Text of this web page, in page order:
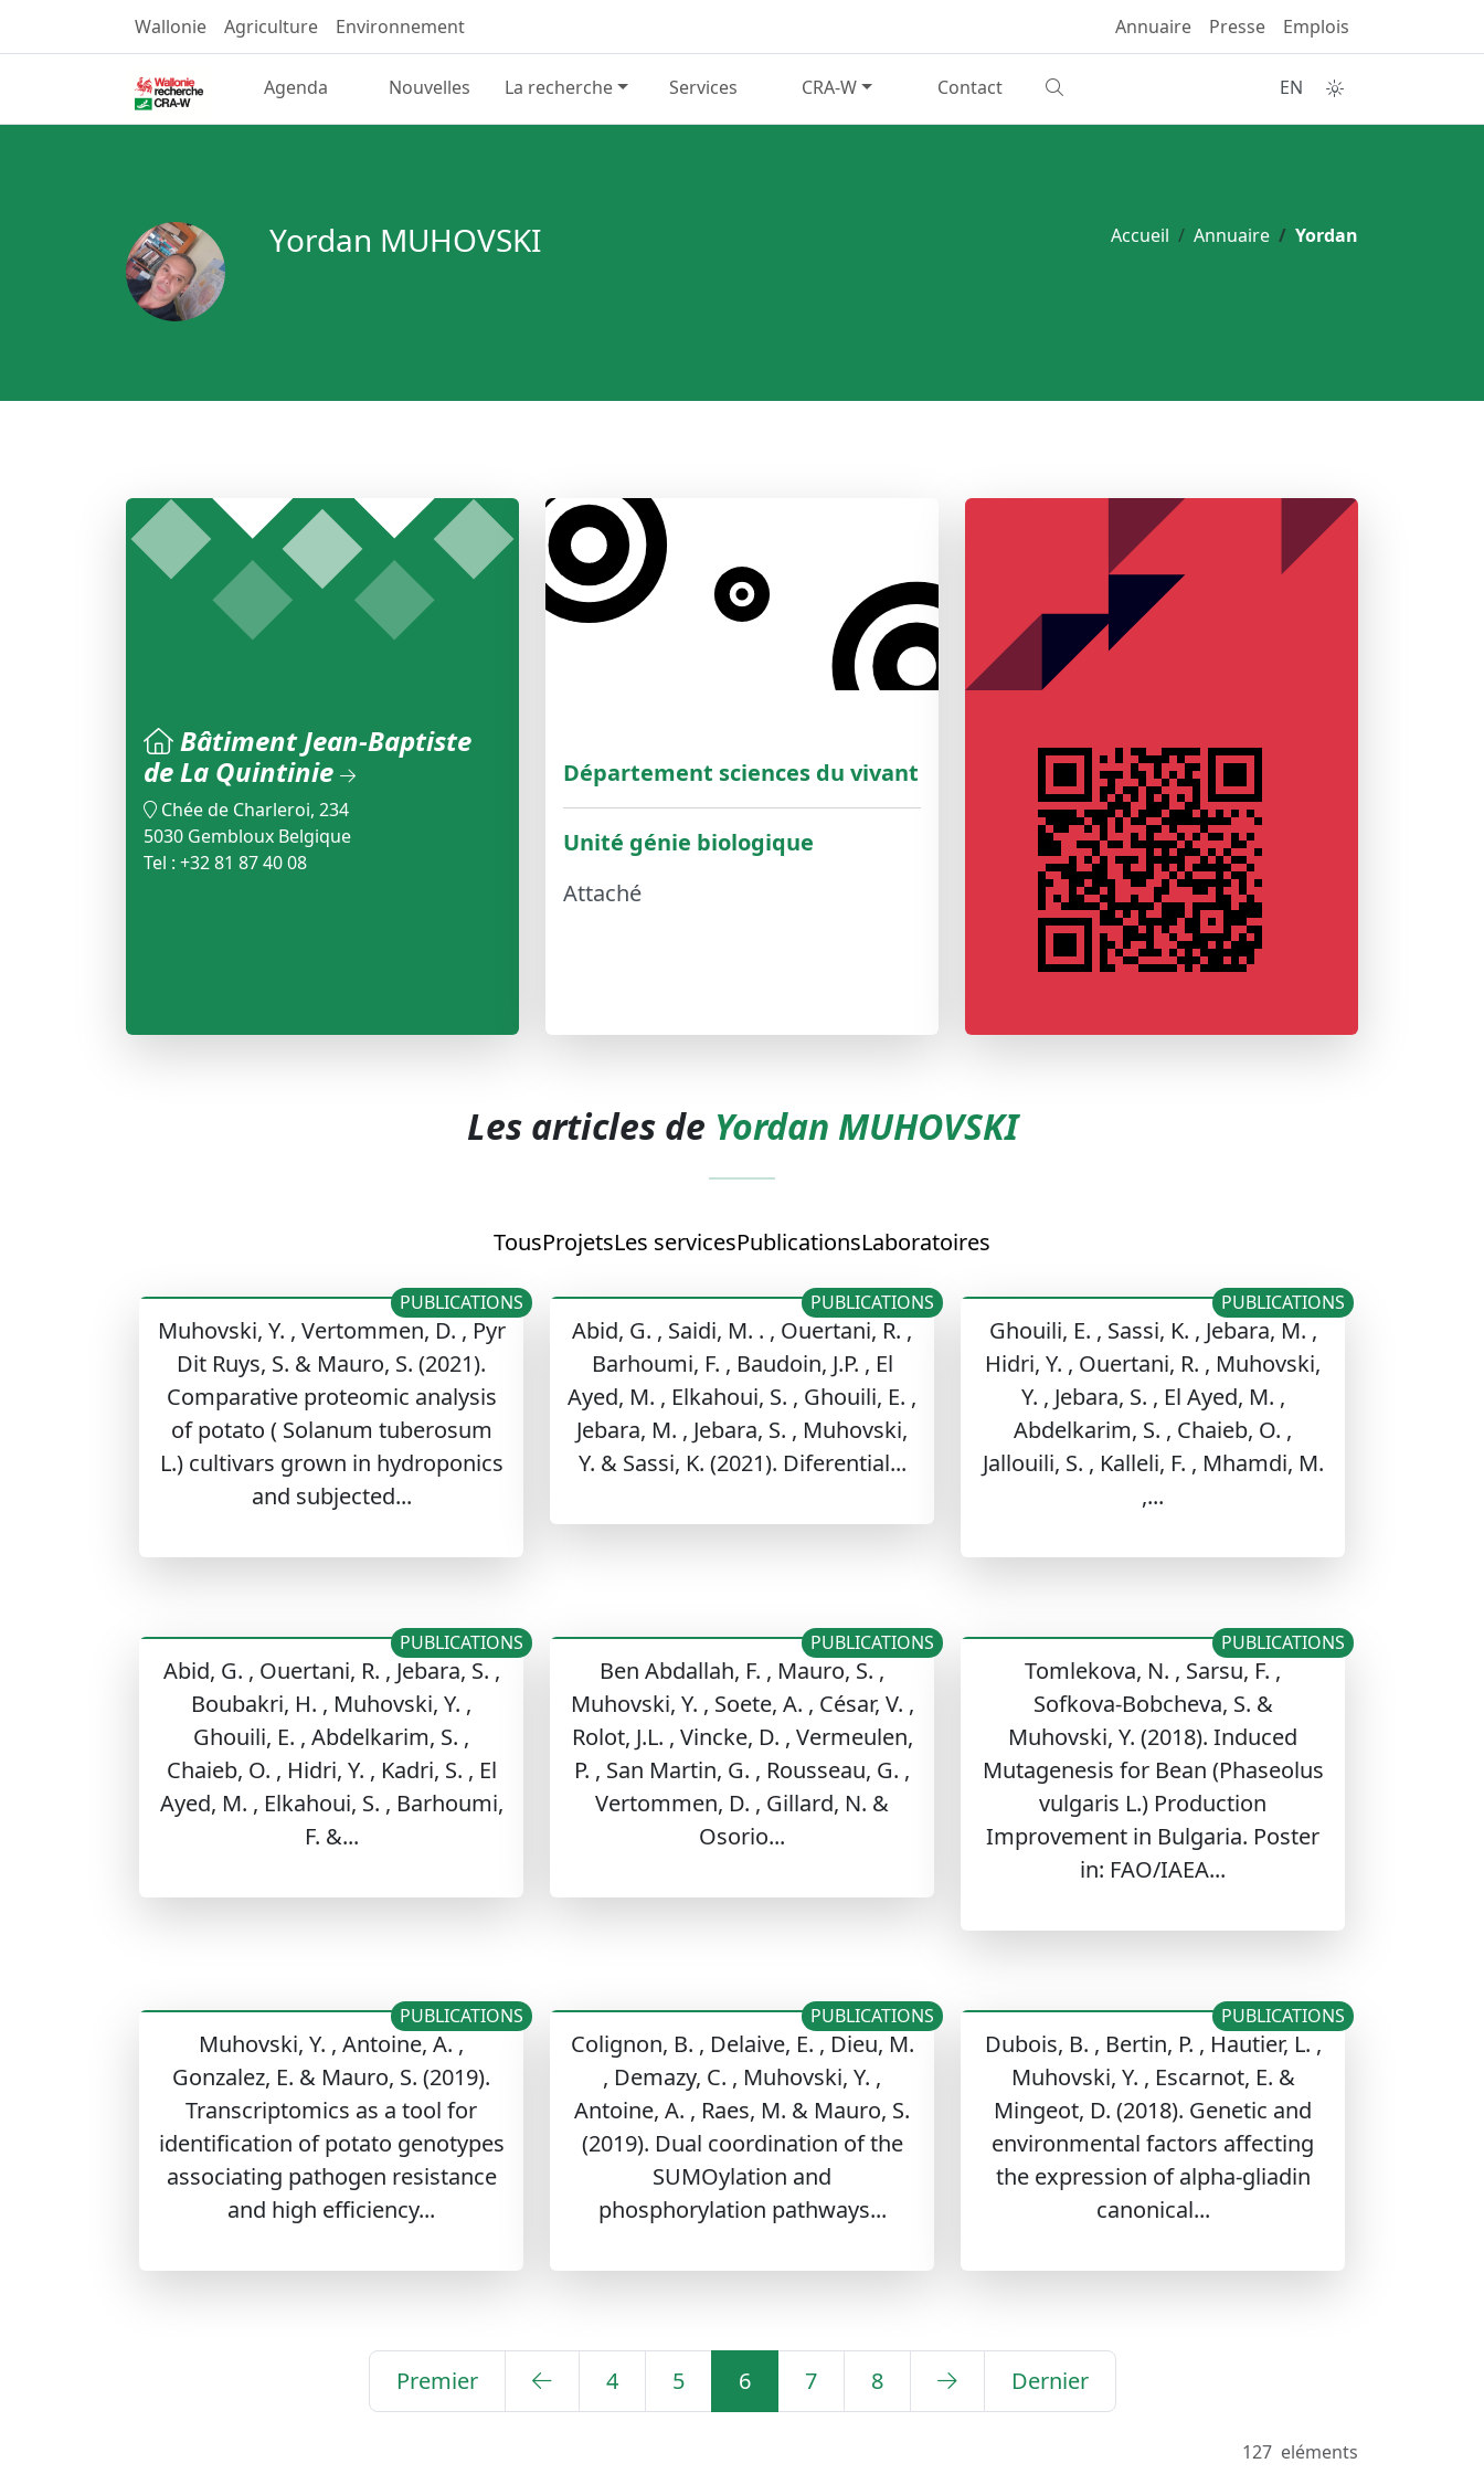
Wallonie Agriculture Environnement Annuaire Presse Emplois
Agenda Nouvelles La recherche Services CRA-W Contact EN
Accueil Annuaire Yordan
Yordan MUHOVSKI
Bâtiment Jean-Baptiste
de La Quintinie
Chée de Charleroi, 234
5030 Gembloux Belgique
Tel : +32 81 87 40 08
Département sciences du vivant
Unité génie biologique
Attaché
Les articles de Yordan MUHOVSKI
TousProjetsLes servicesPublicationsLaboratoires
Muhovski, Y. , Vertommen, D. , Pyr
Dit Ruys, S. & Mauro, S. (2021).
Comparative proteomic analysis
of potato ( Solanum tuberosum
L.) cultivars grown in hydroponics
and subjected...
PUBLICATIONS
Abid, G. , Saidi, M. . , Ouertani, R. ,
Barhoumi, F. , Baudoin, J.P. , El
Ayed, M. , Elkahoui, S. , Ghouili, E. ,
Jebara, M. , Jebara, S. , Muhovski,
Y. & Sassi, K. (2021). Diferential...
PUBLICATIONS
Ghouili, E. , Sassi, K. , Jebara, M. ,
Hidri, Y. , Ouertani, R. , Muhovski,
Y. , Jebara, S. , El Ayed, M. ,
Abdelkarim, S. , Chaieb, O. ,
Jallouili, S. , Kalleli, F. , Mhamdi, M.
,...
PUBLICATIONS
Abid, G. , Ouertani, R. , Jebara, S. ,
Boubakri, H. , Muhovski, Y. ,
Ghouili, E. , Abdelkarim, S. ,
Chaieb, O. , Hidri, Y. , Kadri, S. , El
Ayed, M. , Elkahoui, S. , Barhoumi,
F. &...
PUBLICATIONS
Ben Abdallah, F. , Mauro, S. ,
Muhovski, Y. , Soete, A. , César, V. ,
Rolot, J.L. , Vincke, D. , Vermeulen,
P. , San Martin, G. , Rousseau, G. ,
Vertommen, D. , Gillard, N. &
Osorio...
PUBLICATIONS
Tomlekova, N. , Sarsu, F. ,
Sofkova-Bobcheva, S. &
Muhovski, Y. (2018). Induced
Mutagenesis for Bean (Phaseolus
vulgaris L.) Production
Improvement in Bulgaria. Poster
in: FAO/IAEA...
PUBLICATIONS
Muhovski, Y. , Antoine, A. ,
Gonzalez, E. & Mauro, S. (2019).
Transcriptomics as a tool for
identification of potato genotypes
associating pathogen resistance
and high efficiency...
PUBLICATIONS
Colignon, B. , Delaive, E. , Dieu, M.
, Demazy, C. , Muhovski, Y. ,
Antoine, A. , Raes, M. & Mauro, S.
(2019). Dual coordination of the
SUMOylation and
phosphorylation pathways...
PUBLICATIONS
Dubois, B. , Bertin, P. , Hautier, L. ,
Muhovski, Y. , Escarnot, E. &
Mingeot, D. (2018). Genetic and
environmental factors affecting
the expression of alpha-gliadin
canonical...
PUBLICATIONS
Premier 4 5 6 7 8 Dernier
127 eléments